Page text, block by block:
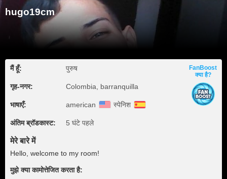
hugo19cm
मैं हूँ: पुरुष
गृह‑नगर: Colombia, barranquilla
भाषाएँ: american स्पेनिश
अंतिम ब्रॉडकास्ट: 5 घंटे पहले
FanBoost
क्या है?
मेरे बारे में
Hello, welcome to my room!
मुझे क्या कामोत्तेजित करता है: